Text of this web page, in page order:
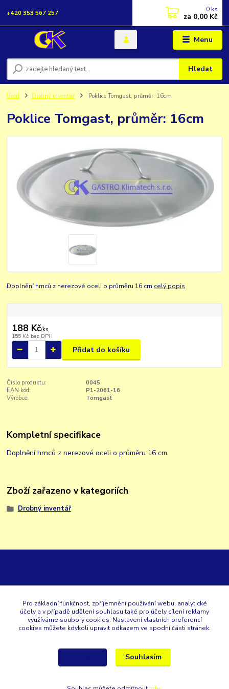
Menu
Hledat
+420 353 567 257 0 ks
za 0,00 Kč
Úvod Drobný inventář Poklice Tomgast, průměr: 16cm
Poklice Tomgast, průměr: 16cm
Doplnění hrnců z nerezové oceli o průměru 16 cm celý popis
188 Kč/ks
155 Kč bez DPH
Přidat do košíku
Číslo produktu:
0045
EAN kód:
P1-2061-16
Výrobce:
Tomgast
Kompletní specifikace
Doplnění hrnců z nerezové oceli o průměru 16 cm
Zboží zařazeno v kategoriích
Drobný inventář
+420 353 567 257
Pro základní funkčnost, zpříjemnění používání webu, analytické
účely a v případě udělení souhlasu také pro účely cílení reklamy
využíváme soubory cookies. Nastavení vlastních preferencí
cookies můžete kdykoli upravit odkazem ve spodní části stránek.
Souhlasím